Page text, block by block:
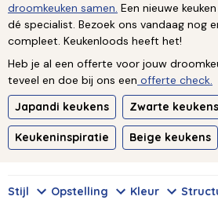
droomkeuken samen. Een nieuwe
dé specialist. Bezoek ons vandaag nog
compleet. Keukenloods heeft het!
Heb je al een offerte voor jouw
teveel en doe bij ons een offerte check.
Japandi keukens
Zwarte keukens
Keukeninspiratie Beige keukens
Stijl Opstelling Kleur